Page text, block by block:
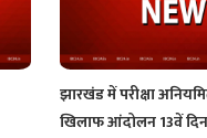
झारखंड में परीक्षा
खिलाफ आंदोलन 13वें